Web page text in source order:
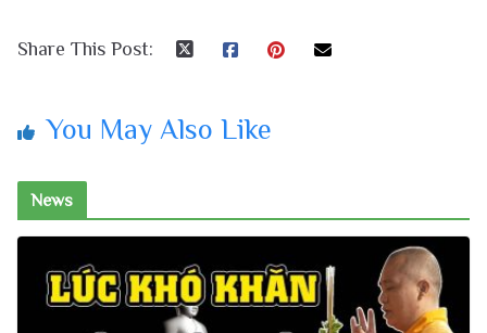
Share This Post:
You May Also Like
News